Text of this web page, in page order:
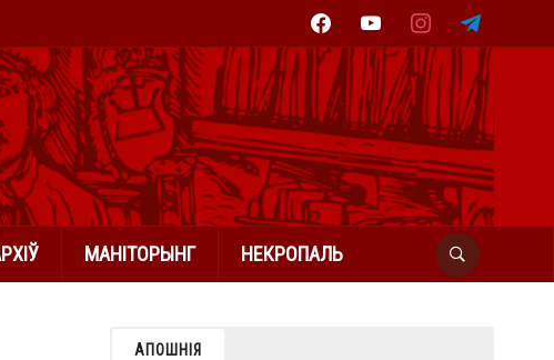
facebookyoutube instagramtelegram
МАНІТОРЫНГ НЕКРОПАЛЬ
АПОШНІЯ